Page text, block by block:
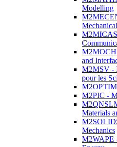
Modelling
and
M2MSV -
pour les
M2PIC -
Materials
Mechanics
M2WAPE